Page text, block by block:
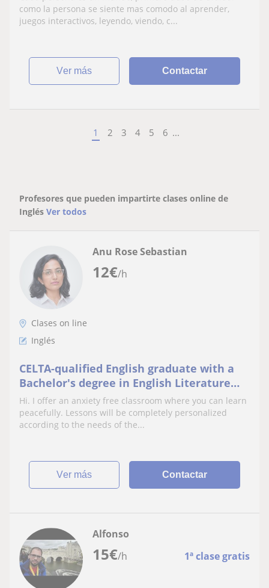
como la persona se siente mas comodo al aprender,
juegos interactivos, leyendo, viendo, c...
ver más Contactar
1 2 3 4 5 6 ...
Profesores que pueden impartirte clases online de
Inglés Ver todos
12€/h
Anu Rose Sebastian
Clases on line
Inglés
CELTA-qualified English graduate with a
Bachelor's degree in English Literature
and over two years of experience.
Hi. I offer an anxiety free classroom where you can learn
peacefully. Lessons will be completely personalized
according to the needs of the...
ver más Contactar
15€/h 1ª clase gratis
Alfonso